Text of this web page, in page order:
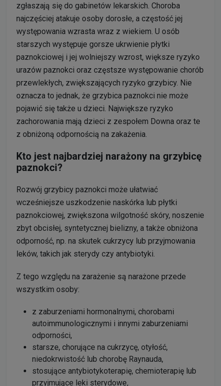
zgłaszają się do gabinetów lekarskich. Choroba
najczęściej atakuje osoby dorosłe, a częstość jej
występowania wzrasta wraz z wiekiem. U osób
starszych występuje gorsze ukrwienie płytki
paznokciowej i jej wolniejszy wzrost, większe ryzyko
urazów paznokci oraz częstsze występowanie chorób
przewlekłych, zwiększających ryzyko grzybicy. Nie
oznacza to jednak, że grzybica paznokci nie może
pojawić się także u dzieci. Największe ryzyko
zachorowania mają dzieci z zespołem Downa oraz te
z obniżoną odpornością na zakażenia.
Kto jest najbardziej narażony na grzybicę
paznokci?
Rozwój grzybicy paznokci może ułatwiać
wcześniejsze uszkodzenie naskórka lub płytki
paznokciowej, zwiększona wilgotność skóry, noszenie
zbyt obcisłej, syntetycznej bielizny, a także obniżona
odporność, np. na skutek cukrzycy lub przyjmowania
leków, takich jak sterydy czy antybiotyki.
Z tego względu na zarażenie są narażone przede
wszystkim osoby:
z zaburzeniami hormonalnymi, chorobami
autoimmunologicznymi i innymi zaburzeniami
odporności,
starsze, chorujące na cukrzycę, otyłość,
niedokrwistość lub chorobę Raynauda,
stosujące antybiotykoterapię, chemioterapię lub
przyjmujące leki sterydowe,